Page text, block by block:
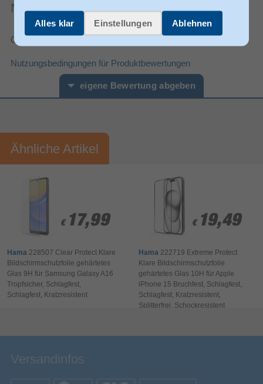
Material
Produktfarbe Transparent
Verpackungsinhalt
15088570452
Noch keine Artikelbewertungen
Gesamtnote:
Nutzungsbedingungen für Produktbewertungen
eigene Bewertung abgeben
Ihre Bewertung:
Ihr Kommentar*
Bewertung & Kommentar speichern
Ähnliche Artikel
€ 17,99
€ 17,99
Hama 228507 Clear Protect Klare
Bildschirmschutzfolie gehärtetes
Glas 9H für Samsung Galaxy A16
Tropfsicher, Schlagfest,
Schlagfest, Kratzresistent
€ 19,49
€ 19,49
Hama 222719 Extreme Protect
Klare Bildschirmschutzfolie
gehärtetes Glas 10H für Apple
iPhone 15 Bruchfest, Schlagfest,
Schlagfest, Kratzresistent,
Splitterfrei, Schockresistent
Versandinfos
Alles klar Einstellungen Ablehnen